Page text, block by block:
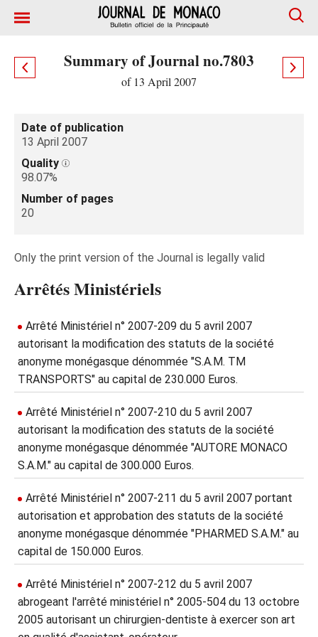
Summary of Journal no.7803
of 13 April 2007
Date of publication
13 April 2007
Quality
98.07%
Number of pages
20
Only the print version of the Journal is legally valid
Arrêtés Ministériels
Arrêté Ministériel n° 2007-209 du 5 avril 2007
autorisant la modification des statuts de la société
anonyme monégasque dénommée "S.A.M. TM
TRANSPORTS" au capital de 230.000 Euros.
Arrêté Ministériel n° 2007-210 du 5 avril 2007
autorisant la modification des statuts de la société
anonyme monégasque dénommée "AUTORE MONACO
S.A.M." au capital de 300.000 Euros.
Arrêté Ministériel n° 2007-211 du 5 avril 2007 portant
autorisation et approbation des statuts de la société
anonyme monégasque dénommée "PHARMED S.A.M." au
capital de 150.000 Euros.
Arrêté Ministériel n° 2007-212 du 5 avril 2007
abrogeant l'arrêté ministériel n° 2005-504 du 13 octobre
2005 autorisant un chirurgien-dentiste à exercer son art